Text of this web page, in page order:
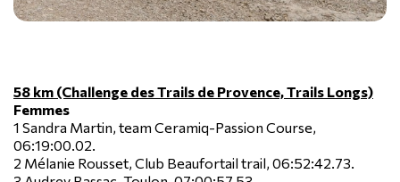
58 km (Challenge des Trails de Provence, Trails Longs)
Femmes
1 Sandra Martin, team Ceramiq-Passion Course,
06:19:00.02.
2 Mélanie Rousset, Club Beaufortail trail, 06:52:42.73.